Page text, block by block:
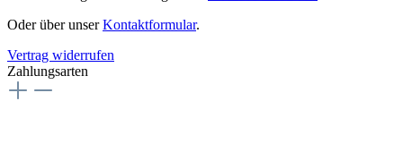
Oder über unserKontaktformular.
Vertrag widerrufen
Zahlungsarten